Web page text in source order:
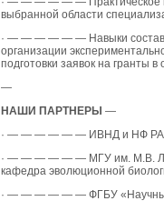
выбранной области
· — — — — — — Навыки
организации
подготовки заявок на гранты
—
НАШИ ПАРТНЕРЫ —
· — — — — — — ИВНД и НФ
· — — — — — — МГУ им. М.В.
кафедра эволюционной
· — — — — — — ФГБУ